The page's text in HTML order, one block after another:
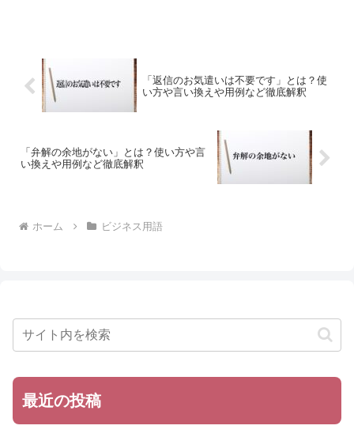
「返信のお気遣いは不要です」とは？使
い方や言い換えや用例など徹底解釈
「弁解の余地がない」とは？使い方や言
い換えや用例など徹底解釈
ホーム ビジネス用語
最近の投稿